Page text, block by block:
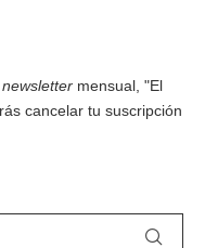
newsletter mensual, "El
cancelar tu suscripción